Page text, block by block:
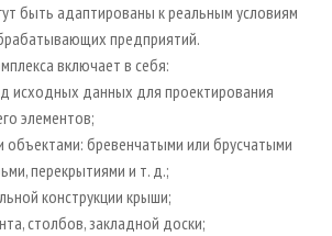
быть адаптированы к реальным условиям
предприятий.
включает в себя:
исходных данных для проектирования
элементов;
объектами: бревенчатыми или брусчатыми
перекрытиями и т. д.;
конструкции крыши;
столбов, закладной доски;